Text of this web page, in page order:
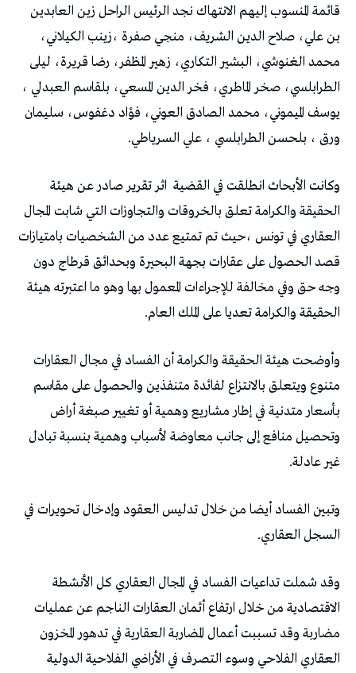
قائمة المنسوب إليهم الانتهاك نجد الرئيس الراحل زين العابدين
بن علي، صلاح الدين الشريف، منجي صفرة ،زينب الكيلاني،
محمد الغنوشي، البشير التكاري، زهير المظفر، رضا قريرة، ليلى
الطرابلسي، صخر الماطري، فخر الدين المسعي، بلقاسم العبدلي ،
يوسف الميموني، محمد الصادق العوني، فؤاد دغفوس، سليمان
ورق ، بلحسن الطرابلسي ، علي السرياطي.
وكانت الأبحاث انطلقت في القضية اثر تقرير صادر عن هيئة
الحقيقة والكرامة تعلق بالخروقات والتجاوزات التي شابت المجال
العقاري في تونس ،حيث تم تمتيع عدد من الشخصيات بامتيازات
قصد الحصول على عقارات بجهة البحيرة وبحدائق قرطاج دون
وجه حق وفي مخالفة للإجراءات المعمول بها وهو ما اعتبرته هيئة
الحقيقة والكرامة تعديا على الملك العام.
وأوضحت هيئة الحقيقة والكرامة أن الفساد في مجال العقارات
متنوع ويتعلق بالانتزاع لفائدة متنفذين والحصول على مقاسم
بأسعار متدنية في إطار مشاريع وهمية أو تغيير صبغة أراض
وتحصيل منافع إلى جانب معاوضة لأسباب وهمية بنسبة تبادل
غير عادلة.
وتبين الفساد أيضا من خلال تدليس العقود وإدخال تحويرات في
السجل العقاري.
وقد شملت تداعيات الفساد في المجال العقاري كل الأنشطة
الاقتصادية من خلال ارتفاع أثمان العقارات الناجم عن عمليات
مضاربة وقد تسببت أعمال المضاربة العقارية في تدهور المخزون
العقاري الفلاحي وسوء التصرف في الأراضي الفلاحية الدولية